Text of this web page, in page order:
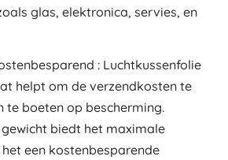
glas, elektronica, servies, en
: Luchtkussenfolie
helpt om de verzendkosten te
te boeten op bescherming.
biedt het maximale
een kostenbesparende